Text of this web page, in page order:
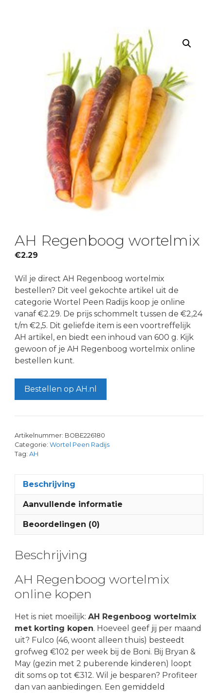
AH Regenboog wortelmix
€2.29
Wil je direct AH Regenboog wortelmix
bestellen? Dit veel gekochte artikel uit de
categorie Wortel Peen Radijs koop je online
vanaf €2.29. De prijs schommelt tussen de €2,24
t/m €2,5. Dit geliefde item is een voortreffelijk
AH artikel, en biedt een inhoud van 600 g. Kijk
gewoon of je AH Regenboog wortelmix online
bestellen kunt.
Bestellen op AH.nl
Artikelnummer: BOBE226180
Categorie: Wortel Peen Radijs
Tag: AH
Beschrijving
Aanvullende informatie
Beoordelingen (0)
Beschrijving
AH Regenboog wortelmix
online kopen
Het is niet moeilijk: AH Regenboog wortelmix
met korting kopen. Hoeveel geef jij per maand
uit? Fulco (46, woont alleen thuis) besteedt
grofweg €102 per week bij de Boni. Bij Bryan &
May (gezin met 2 puberende kinderen) loopt
dit soms op tot €312. Wil je besparen? Profiteer
dan van aanbiedingen. Een gemiddeld